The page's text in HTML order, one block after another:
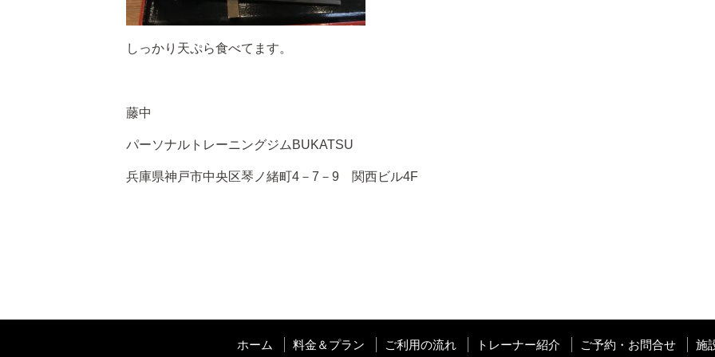
しっかり天ぷら食べてます。
藤中
パーソナルトレーニングジムBUKATSU
兵庫県神戸市中央区琴ノ緒町4－7－9 関西ビル4F
ホーム 料金＆プラン ご利用の流れ トレーナー紹介 ご予約・お問合せ 施